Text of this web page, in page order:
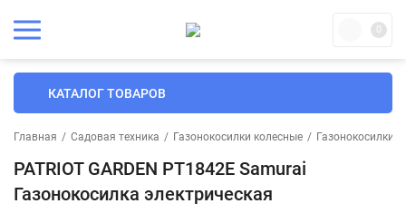
0
КАТАЛОГ ТОВАРОВ
Главная / Садовая техника / Газонокосилки колесные / Газонокосилки
PATRIOT GARDEN PT1842E Samurai
Газонокосилка электрическая